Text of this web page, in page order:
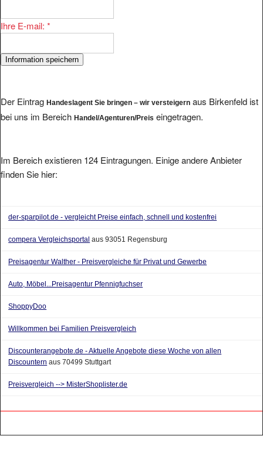
Ihre E-mail: *
Der Eintrag Handeslagent Sie bringen – wir versteigern aus Birkenfeld ist
bei uns im Bereich Handel/Agenturen/Preis eingetragen.
Im Bereich existieren 124 Eintragungen. Einige andere Anbieter
finden Sie hier:
der-sparpilot.de - vergleicht Preise einfach, schnell und kostenfrei
compera Vergleichsportal aus 93051 Regensburg
Preisagentur Walther - Preisvergleiche für Privat und Gewerbe
Auto, Möbel...Preisagentur Pfennigfuchser
ShoppyDoo
Willkommen bei Familien Preisvergleich
Discounterangebote.de - Aktuelle Angebote diese Woche von allen
Discountern aus 70499 Stuttgart
Preisvergleich --> MisterShoplister.de